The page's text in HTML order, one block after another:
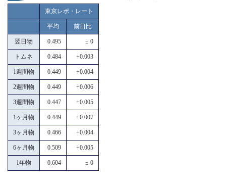
東京レポ・レート
平均 前日比
翌日物 0.495 ± 0
トムネ 0.484 +0.003
1週間物 0.449 +0.004
2週間物 0.449 +0.006
3週間物 0.447 +0.005
1ヶ月物 0.449 +0.007
3ヶ月物 0.466 +0.004
6ヶ月物 0.509 +0.005
1年物 0.604 ± 0